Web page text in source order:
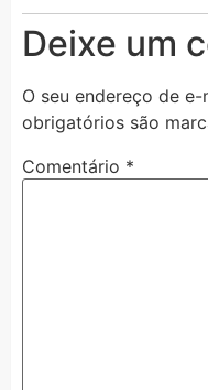
Deixe um
O seu endereço de
obrigatórios são
Comentário *